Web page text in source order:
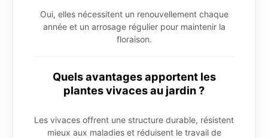
Oui, elles nécessitent un renouvellement chaque
année et un arrosage régulier pour maintenir la
floraison.
Quels avantages apportent les
plantes vivaces au jardin ?
Les vivaces offrent une structure durable, résistent
mieux aux maladies et réduisent le travail de